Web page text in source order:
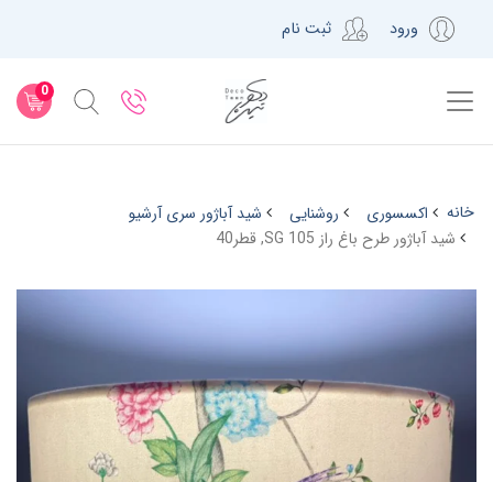
ورود ثبت نام
0
خانه اکسسوری روشنایی
شید آباژور سری آرشیو
شید آباژور طرح باغ راز SG 105, قطر40